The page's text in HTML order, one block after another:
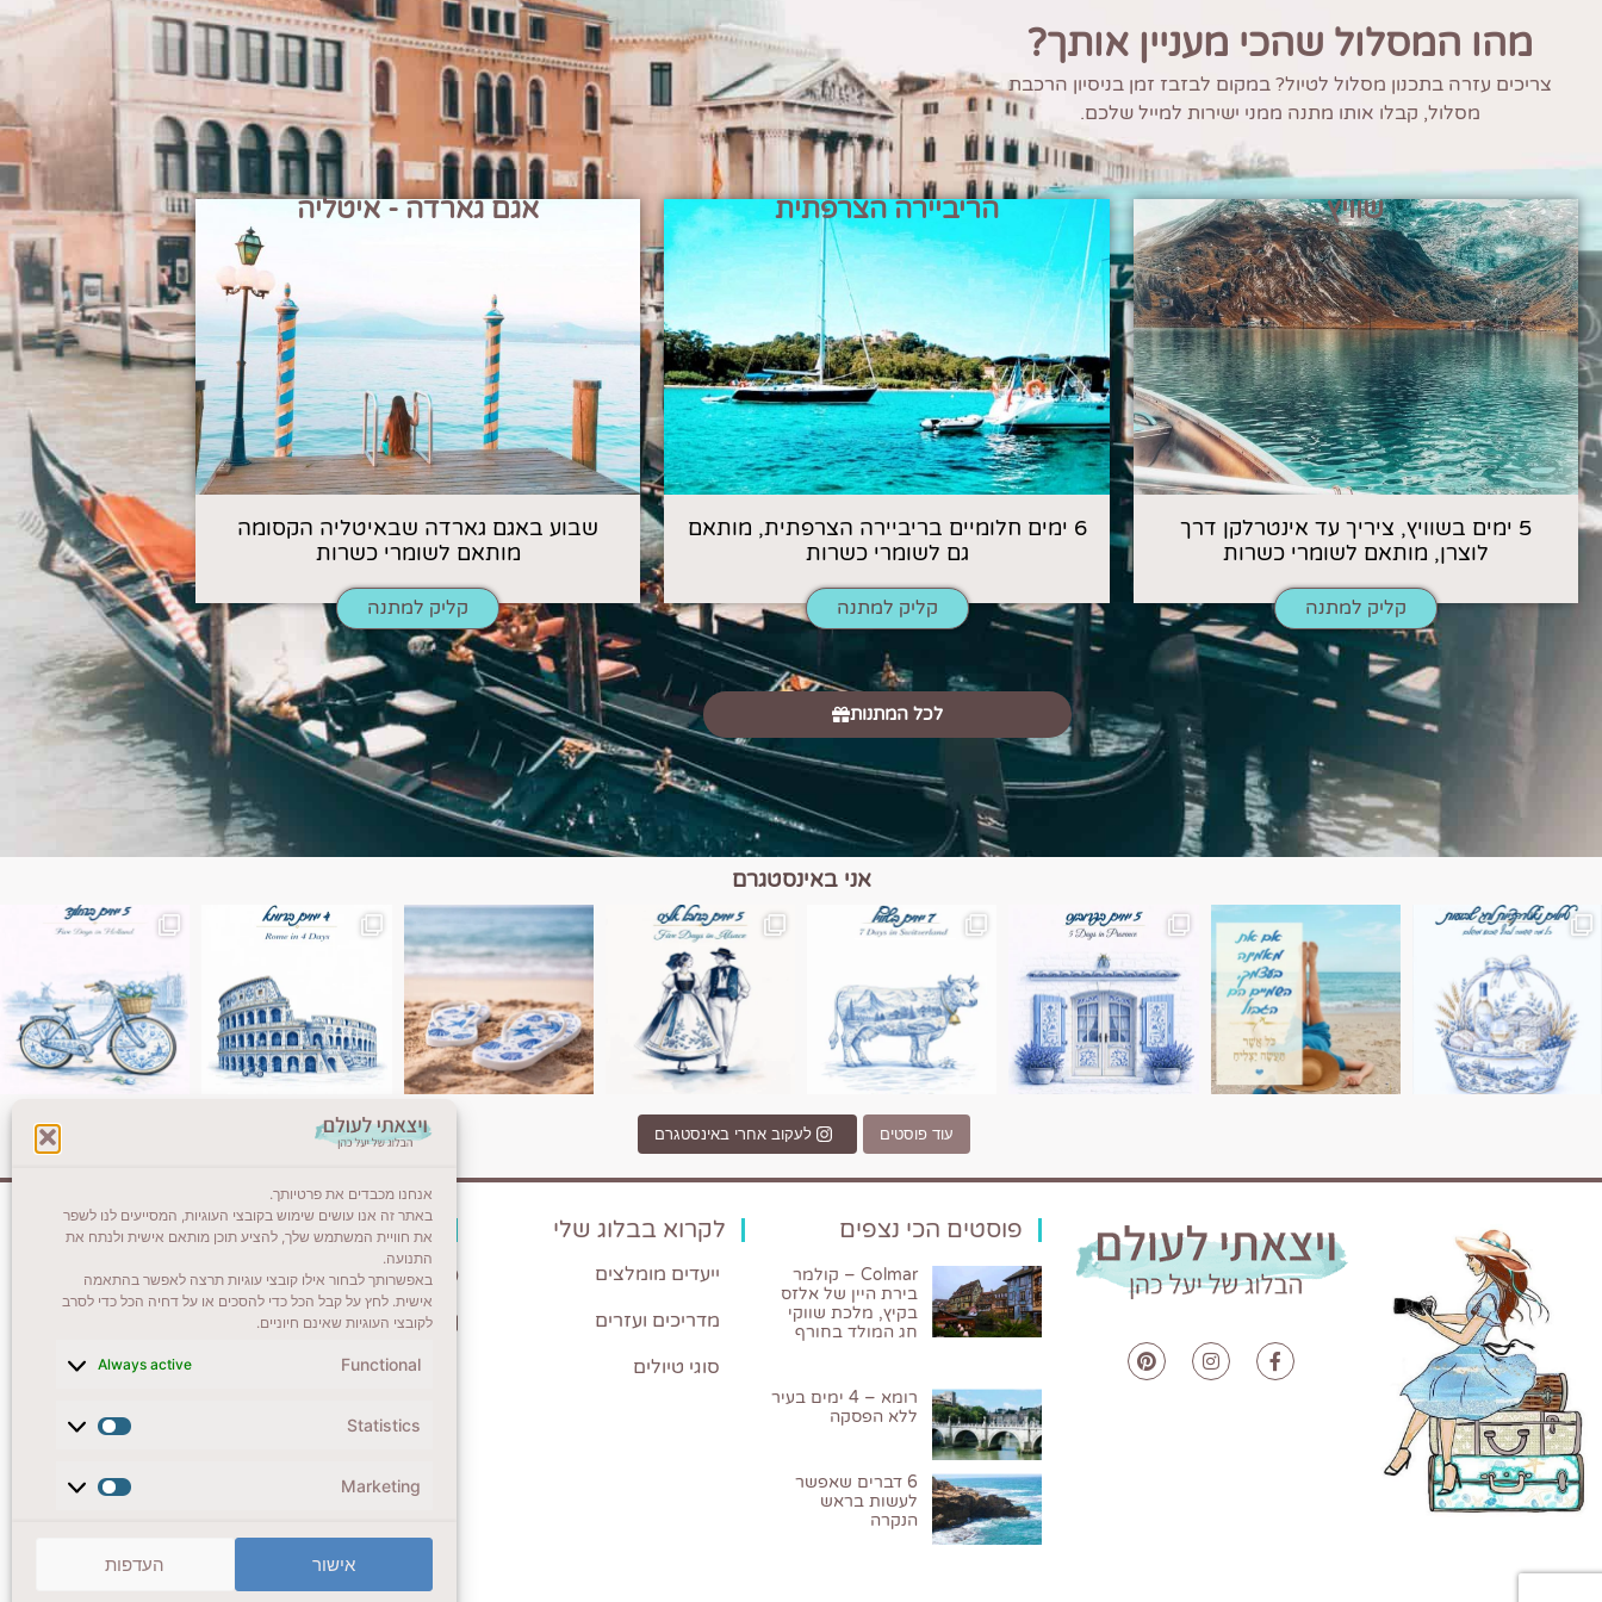
אנחנו מכבדים את פרטיותך.
באתר זה אנו עושים שימוש בקובצי העוגיות, המסייעים לנו לשפר
את חוויית המשתמש שלך, להציע תוכן מותאם אישית ולנתח את
התנועה.
באפשרותך לבחור אילו קובצי עוגיות תרצה לאפשר בהתאמה
אישית. לחץ על קבל הכל כדי להסכים או על דחיה הכל כדי לסרב
לקובצי העוגיות שאינם חיוניים.
Functional
Always active
Statistics
Marketing
אישור העדפות
מהו המסלול שהכי מעניין אותך?
צריכים עזרה בתכנון מסלול לטיול? במקום לבזבז זמן בניסיון הרכבת
מסלול, קבלו אותו מתנה ממני ישירות למייל שלכם.
שוויץ
5 ימים בשוויץ, ציריך עד אינטרלקן דרך
לוצרן, מותאם לשומרי כשרות
קליק למתנה
הריביירה הצרפתית
6 ימים חלומיים בריביירה הצרפתית, מותאם
גם לשומרי כשרות
קליק למתנה
אגם גארדה - איטליה
שבוע באגם גארדה שבאיטליה הקסומה
מותאם לשומרי כשרות
קליק למתנה
לכל המתנות
אני באינסטגרם
השמים הם הגבול 💙🩵 טיול בין כפרים, יין ונופים בחבל אלזס צרפת
יש רגע כזה בחופשה שבו הכל נהיה פשוט יותר. החול, הי
יש ערים בעולם שמרגישות כמו מסע בזמן. רומא היא אחתInstagram post 18087423191462101
עוד פוסטים לעקוב אחרי באינסטגרם
פוסטים הכי נצפים
Colmar – קולמר
בירת היין של אלזס
בקיץ, מלכת שווקי
חג המולד בחורף
רומא – 4 ימים בעיר
ללא הפסקה
6 דברים שאפשר
לעשות בראש
הנקרה
לקרוא בבלוג שלי
ייעדים מומלצים
מדריכים ועזרים
סוגי טיולים
צרו קשר (לא בשבת)
לשליחת הודעת וואטסאפ
veyatsati.laolam@gmail.com